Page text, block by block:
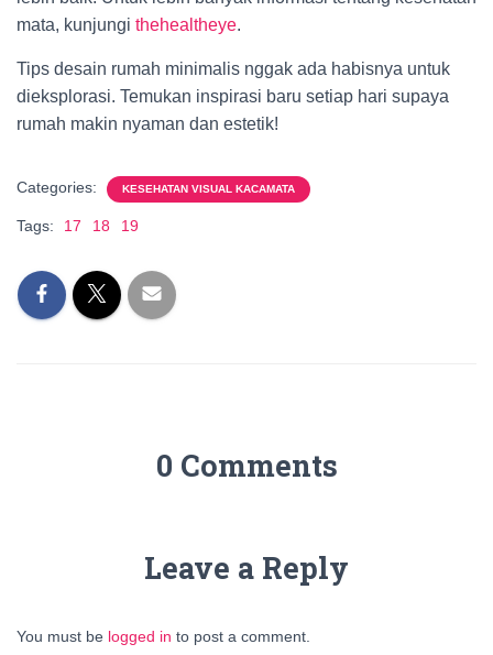
mata, kunjungi thehealtheye.
Tips desain rumah minimalis nggak ada habisnya untuk
dieksplorasi. Temukan inspirasi baru setiap hari supaya
rumah makin nyaman dan estetik!
Categories: KESEHATAN VISUAL KACAMATA
Tags: 17 18 19
0 Comments
Leave a Reply
You must be logged in to post a comment.